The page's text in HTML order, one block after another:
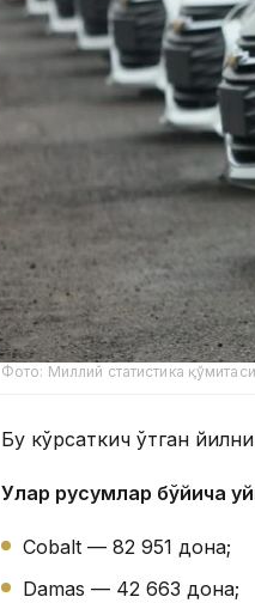
Фото: Миллий статистика қўмитаси
Бу кўрсаткич ўтган
Улар русумлар бўйича
Cobalt — 82 951 дона;
Damas — 42 663 дона;